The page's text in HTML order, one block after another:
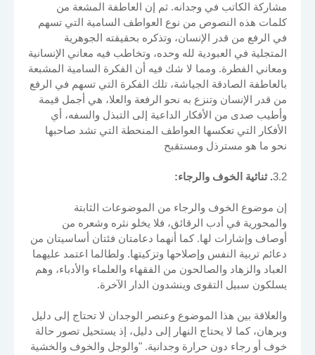
مشاركة الكاتب في وجدانه. ثم إن العاطفة المشعة من
كلمات هذه النصوص من نوع العواطف السامية التي تسهم
في الرفع من قدر الإنسان، وتذكره بحقيقته الجوهرية
المتجلية في العبودية لله وحده، وتخاطب فيه معاني الإنسانية
ومعاني الفطرة. ومما لا شك فيه أن الفكرة السامية المشبعة
بالعاطفة الصادقة الجياشة، تلك الفكرة التي تسهم في الرفع
من قدر الإنسان وتنزع به نحو الرفعة والعلا، هي أجمل قيمة
وأطيب صدى من الأفكار الداعية إلى التبذل والسفه، أي
الأفكار التي تعكسها العواطف المنحطة التي تشد صاحبها
نحو ما هو مسترذل ومستقبح
3.2. ثنائية الخوف والرجاء:
إن موضوع الخوف والرجاء من الموضوعات الثابتة
والمحورية في أدب الرقائق، فلا يخلو نثره وشعره من
أوصاف وإشارات لها. كما أنهما دعامتان فئتان أساسيتان من
دعائم تربية النفس وإصلاحها وتزكيتها. ولطالما اعتمد عليهما
العباد والزهاد والصالحون من الفقهاء والعلماء والأدباء، وهم
يسلكون سبيل التقوى وينشدون الدار الآخرة.
والعلاقة بين هذا الموضوع وعنصر الوجدان لا تحتاج إلى دليل
وبرهان، كما لا يحتاج النهار إلى دليل، إذ يستحيل تصور حالة
خوف أو رجاء دون حرارة وجدانية. "والوجل والخوف والخشية